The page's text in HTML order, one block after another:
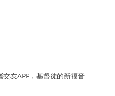
交友APP，基督徒的新福音